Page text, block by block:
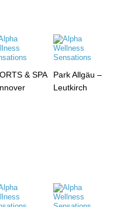
& SPA
Park Allgäu –
Leutkirch